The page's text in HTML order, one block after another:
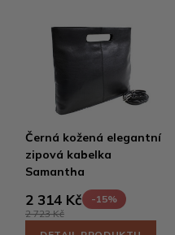
Černá kožená elegantní
zipová kabelka
Samantha
2 314 Kč
-15%
2 723 Kč